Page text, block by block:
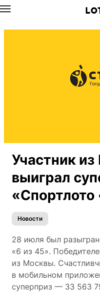
Назад
Участник
выиграл
«Спортлото
Новости
28 июля был
«6 из 45».
из Москвы.
в мобильном
суперприз — 33 563